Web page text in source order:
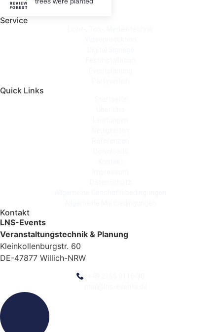
Service
Quick Links
Kontakt
LNS-Events
Veranstaltungstechnik & Planung
Kleinkollenburgstr. 60
DE-47877 Willich-NRW